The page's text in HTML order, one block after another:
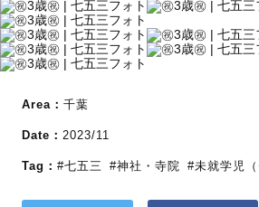
Area： 千葉
Date： 2023/11
Tag： #七五三 #神社・寺院 #未就学児（